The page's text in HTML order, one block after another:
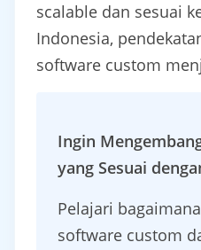
scalable dan sesuai
Indonesia,
software custom
Ingin
yang Sesuai
Pelajari
software custom